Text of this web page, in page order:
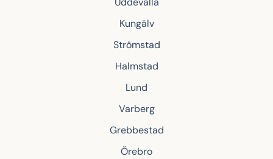
Kungälv
Strömstad
Halmstad
Lund
Varberg
Grebbestad
Örebro